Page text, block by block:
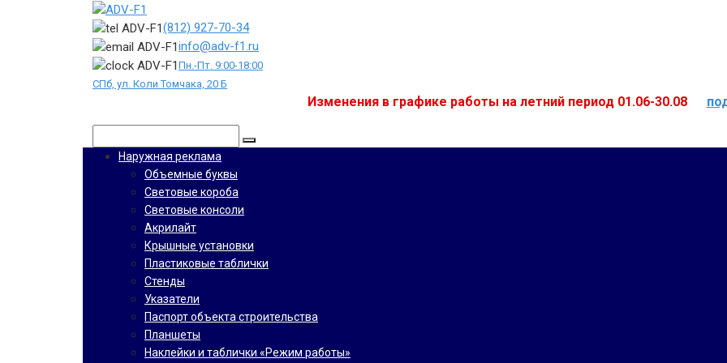
(812) 927-70-34
info@adv-f1.ru
Пн.-Пт. 9:00-18:00
СПб, ул. Коли Томчака, 20 Б
Изменения в графике работы на летний период 01.06-30.08
Наружная реклама
Объемные буквы
Световые короба
Световые консоли
Акрилайт
Крышные установки
Пластиковые таблички
Стенды
Указатели
Паспорт объекта строительства
Планшеты
Наклейки и таблички «Режим работы»